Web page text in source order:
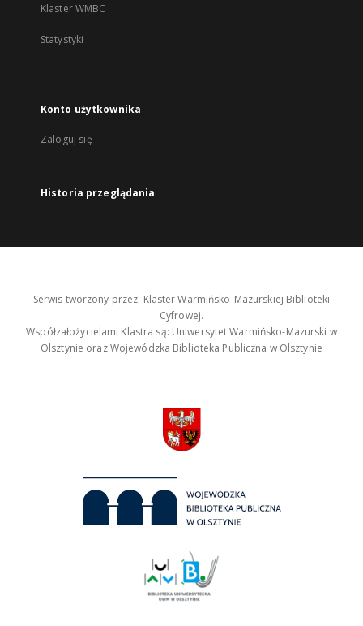
Klaster WMBC
Statystyki
Konto użytkownika
Zaloguj się
Historia przeglądania
Serwis tworzony przez: Klaster Warmińsko-Mazurskiej Biblioteki
Cyfrowej.
Współzałożycielami Klastra są: Uniwersytet Warmińsko-Mazurski w
Olsztynie oraz Wojewódzka Biblioteka Publiczna w Olsztynie